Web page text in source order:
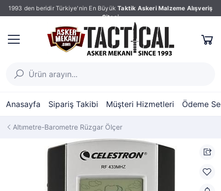
1993 den beridir Türkiye'nin En Büyük Taktik Askeri Malzeme Alışveriş
Sitesi
Anasayfa Sipariş Takibi Müşteri Hizmetleri Ödeme
Altımetre-Barometre Rüzgar Ölçer